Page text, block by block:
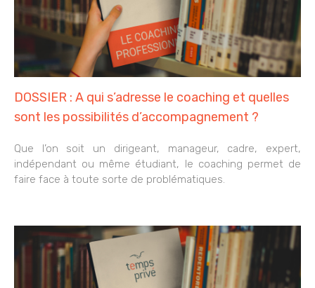
DOSSIER : A qui s’adresse le coaching et quelles
sont les possibilités d’accompagnement ?
Que l’on soit un dirigeant, manageur, cadre, expert,
indépendant ou même étudiant, le coaching permet de
faire face à toute sorte de problématiques.